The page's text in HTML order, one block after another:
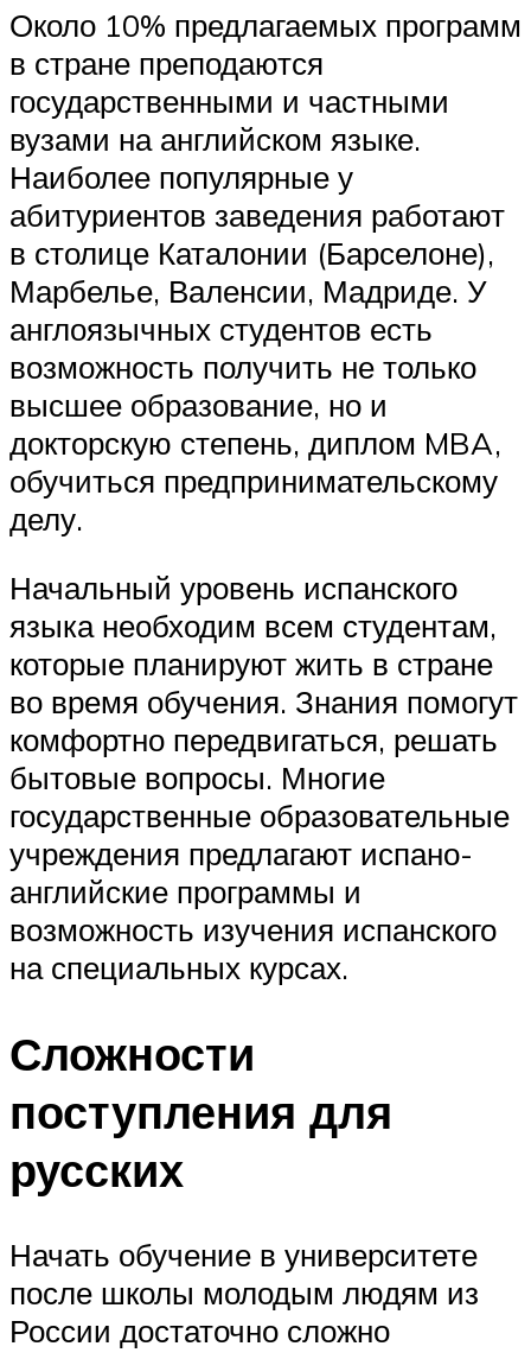
Около 10% предлагаемых программ
в стране преподаются
государственными и частными
вузами на английском языке.
Наиболее популярные у
абитуриентов заведения работают
в столице Каталонии (Барселоне),
Марбелье, Валенсии, Мадриде. У
англоязычных студентов есть
возможность получить не только
высшее образование, но и
докторскую степень, диплом MBA,
обучиться предпринимательскому
делу.
Начальный уровень испанского
языка необходим всем студентам,
которые планируют жить в стране
во время обучения. Знания помогут
комфортно передвигаться, решать
бытовые вопросы. Многие
государственные образовательные
учреждения предлагают испано-
английские программы и
возможность изучения испанского
на специальных курсах.
Сложности
поступления для
русских
Начать обучение в университете
после школы молодым людям из
России достаточно сложно